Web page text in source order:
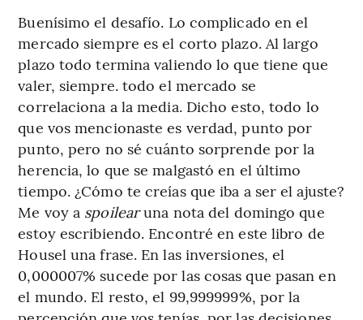
Buenísimo el desafío. Lo complicado en el
mercado siempre es el corto plazo. Al largo
plazo todo termina valiendo lo que tiene que
valer, siempre. todo el mercado se
correlaciona a la media. Dicho esto, todo lo
que vos mencionaste es verdad, punto por
punto, pero no sé cuánto sorprende por la
herencia, lo que se malgastó en el último
tiempo. ¿Cómo te creías que iba a ser el ajuste?
Me voy a spoilearuna nota del domingo que
estoy escribiendo. Encontré en este libro de
Housel una frase. En las inversiones, el
0,000007% sucede por las cosas que pasan en
el mundo. El resto, el 99,999999%, por la